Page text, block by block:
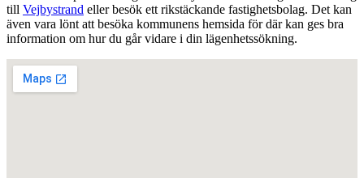
till Vejbystrand eller besök ett rikstäckande fastighetsbolag. Det kan
även vara lönt att besöka kommunens hemsida för där kan ges bra
information om hur du går vidare i din lägenhetssökning.